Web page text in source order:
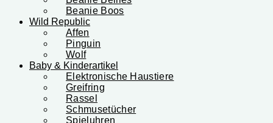
Beanie Boos
Wild Republic
Affen
Pinguin
Wolf
Baby & Kinderartikel
Elektronische Haustiere
Greifring
Rassel
Schmusetücher
Spieluhren